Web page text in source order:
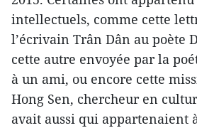
intellectuels, comme cette
l’écrivain Trân Dân au poète
cette autre envoyée par la
à un ami, ou encore cette
Hong Sen, chercheur en
avait aussi qui appartenaient